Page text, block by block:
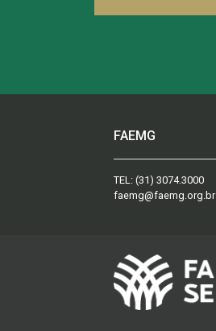
FAEMG
TEL: (31) 3074.3000
faemg@faemg.org.br